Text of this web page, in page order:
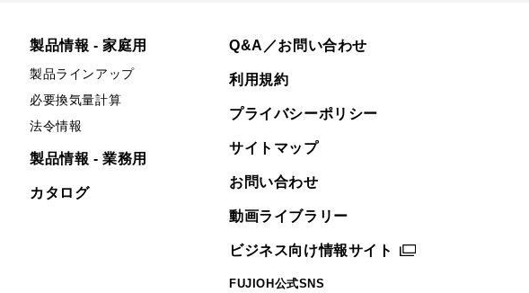
製品情報 - 家庭用
製品ラインアップ
必要換気量計算
法令情報
製品情報 - 業務用
カタログ
Q&A／お問い合わせ
利用規約
プライバシーポリシー
サイトマップ
お問い合わせ
動画ライブラリー
ビジネス向け情報サイト
FUJIOH公式SNS